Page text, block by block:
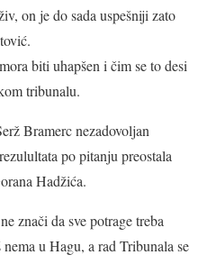
on je do sada uspešniji zato
biti uhapšen i čim se to desi
tribunalu.
Bramerc nezadovoljan
po pitanju preostala
Hadžića.
znači da sve potrage treba
u Hagu, a rad Tribunala se